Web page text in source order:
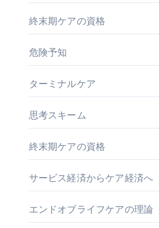
終末期ケアの資格
危険予知
ターミナルケア
思考スキーム
終末期ケアの資格
サービス経済からケア経済へ
エンドオブライフケアの理論